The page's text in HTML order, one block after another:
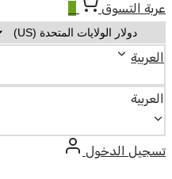
عربة التسوق
العربية
العربية
تسجيل الدخول